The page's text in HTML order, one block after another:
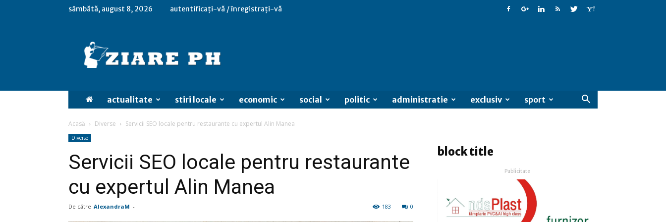
sâmbătă, august 8, 2026 autentificați-vă / înregistrați-vă
actualitate stiri locale economic social politic administratie exclusiv sport
Acasă Diverse Servicii SEO locale pentru restaurante cu expertul Alin Manea
Diverse
Servicii SEO locale pentru restaurante
cu expertul Alin Manea
De către AlexandraM - 0
183
block title
Publicitate